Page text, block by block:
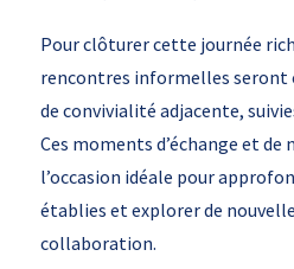
Pour clôturer cette journée
rencontres informelles seront
de convivialité adjacente,
Ces moments d’échange et
l’occasion idéale pour
établies et explorer de
collaboration.